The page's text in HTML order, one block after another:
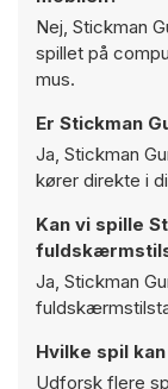
Nej, Stickman
spillet på
mus.
Er Stickman
Ja, Stickman
kører direkte i
Kan vi spille
Ja, Stickman
Hvilke spil
Udforsk flere